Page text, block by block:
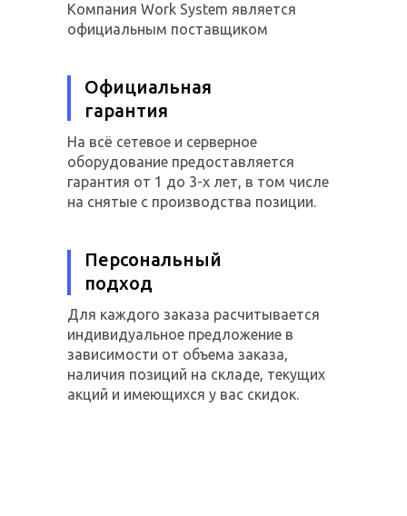
Компания Work System является
официальным поставщиком
Официальная
гарантия
На всё сетевое и серверное
оборудование предоставляется
гарантия от 1 до 3-х лет, в том числе
на снятые с производства позиции.
Персональный
подход
Для каждого заказа расчитывается
индивидуальное предложение в
зависимости от объема заказа,
наличия позиций на складе, текущих
акций и имеющихся у вас скидок.